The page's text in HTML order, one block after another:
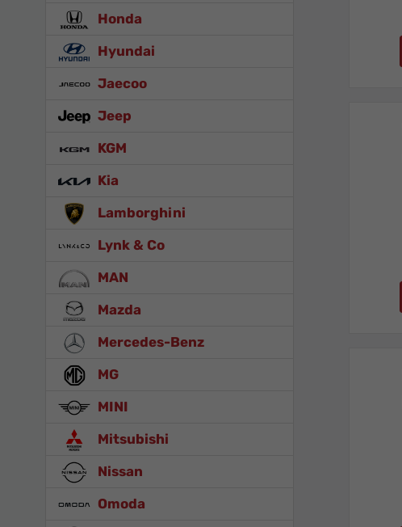
Honda
Hyundai
Jaecoo
Jeep
KGM
Kia
Lamborghini
Lynk & Co
MAN
Mazda
Mercedes-Benz
MG
MINI
Mitsubishi
Nissan
Omoda